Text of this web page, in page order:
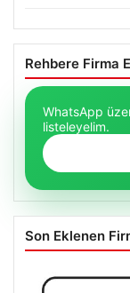
Rehbere Firma
WhatsApp
listeleyelim.
Son Eklenen